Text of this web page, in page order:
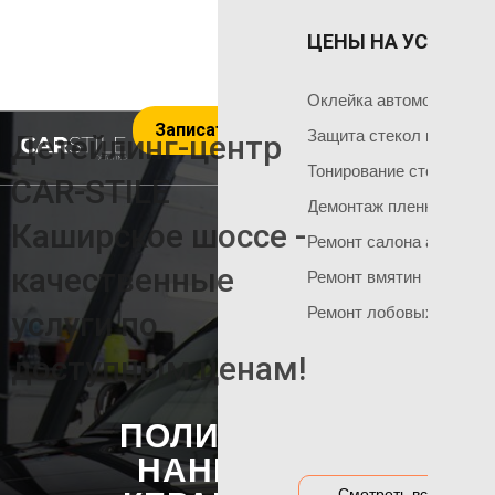
Записаться на услуги
Чем мы занимаемся
Команда мастеров
Социальные сети
Акция на тонировку
Акция на полировку
ГЛАВНАЯ
Оклейка
Оклейка
ОКЛЕЙКА
Оклейка
Оклейка
Оклейка
Оклейка
Оклейка
Оклейка автомобиля
Защита стекол пленкой
Ремонт салона
Ремонт вмятин
Ремонт лобовых стекол
Тонирование стекол
Демонтаж пленки
ЦЕНЫ НА УСЛУГИ
Детейлинг-центр
CAR-STILE
Каширское шоссе -
качественные
услуги по
доступным ценам!
ПОЛИРОВКА И
НАНЕСЕНИЕ